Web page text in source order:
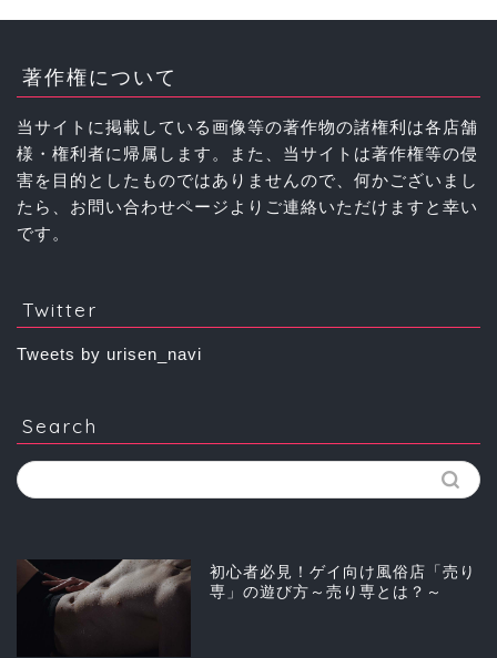
著作権について
当サイトに掲載している画像等の著作物の諸権利は各店舗
様・権利者に帰属します。また、当サイトは著作権等の侵
害を目的としたものではありませんので、何かございまし
たら、お問い合わせページよりご連絡いただけますと幸い
です。
Twitter
Tweets by urisen_navi
Search
初心者必見！ゲイ向け風俗店「売り
専」の遊び方～売り専とは？～